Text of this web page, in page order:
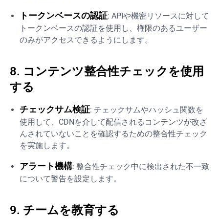
トークンベースの認証: APIや機密リソースに対して
トークンベースの認証を使用し、権限のあるユーザー
のみがアクセスできるようにします。
8. コンテンツ整合性チェックを使用
する
チェックサム検証: チェックサムやハッシュ関数を
使用して、CDNを介して配信されるコンテンツが改ざ
んされていないことを確認するための整合性チェック
を実施します。
アラート機構: 整合性チェック中に検出された不一致
について警告を設定します。
9. チームを教育する